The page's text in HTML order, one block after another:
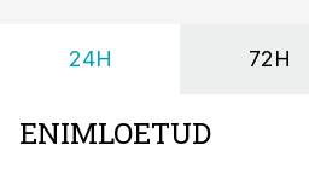
24H 72H
ENIMLOETUD